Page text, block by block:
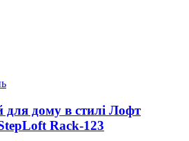
дому в стилі Лофт
Rack-123